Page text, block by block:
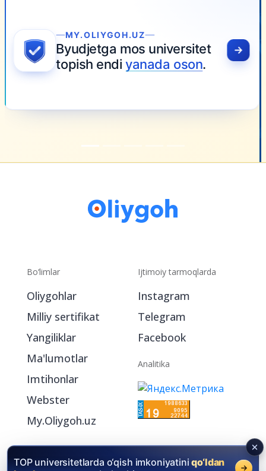
Bo‘limlar
Oliygohlar
Milliy sertifikat
Yangiliklar
Ma'lumotlar
Imtihonlar
Webster
My.Oliygoh.uz
Ijtimoiy tarmoqlarda
Instagram
Telegram
Facebook
Analitika
TOP universitetlarda o‘qish imkoniyatiniqo‘ldan